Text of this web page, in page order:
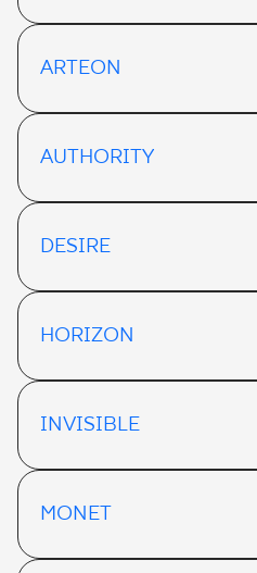
ARTEON
AUTHORITY
DESIRE
HORIZON
INVISIBLE
MONET